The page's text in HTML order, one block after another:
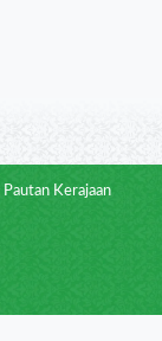
Pautan Kerajaan